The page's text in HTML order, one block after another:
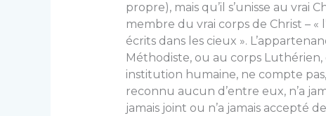
propre), mais qu’il s’unisse au vrai
membre du vrai corps de Christ – «
écrits dans les cieux ».
Méthodiste, ou au corps
institution humaine, ne compte
reconnu aucun d’entre eux, n’a
jamais joint ou n’a jamais accepté